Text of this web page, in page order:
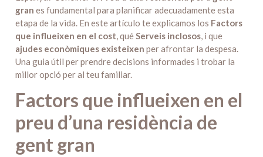
gran es fundamental para planificar adecuadamente esta
etapa de la vida. En este artículo te explicamos los Factors
que influeixen en el cost, qué Serveis inclosos, i que
ajudes econòmiques existeixen per afrontar la despesa.
Una guia útil per prendre decisions informades i trobar la
millor opció per al teu familiar.
Factors que influeixen en el
preu d’una residència de
gent gran